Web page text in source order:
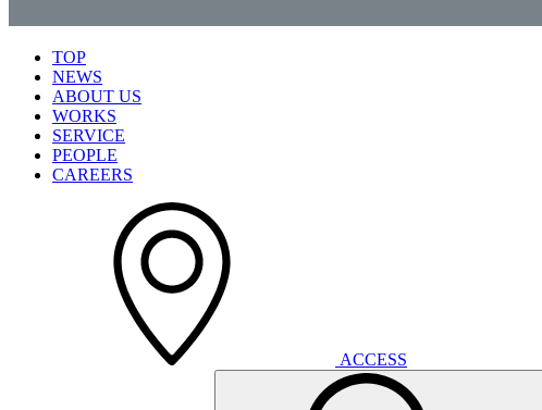
TOP
NEWS
ABOUT US
WORKS
SERVICE
PEOPLE
CAREERS
ACCESS